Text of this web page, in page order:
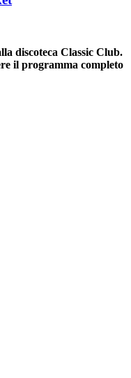
discoteca Classic Club.
il programma completo